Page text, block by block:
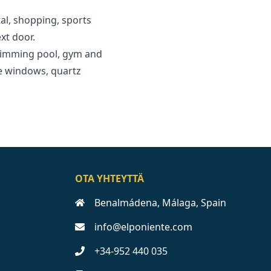
shopping, sports
door.
pool, gym and
‌windows, ‌quartz
OTA YHTEYTTÄ
Benalmádena, Málaga, Spain
info@elponiente.com
+34-952 440 035